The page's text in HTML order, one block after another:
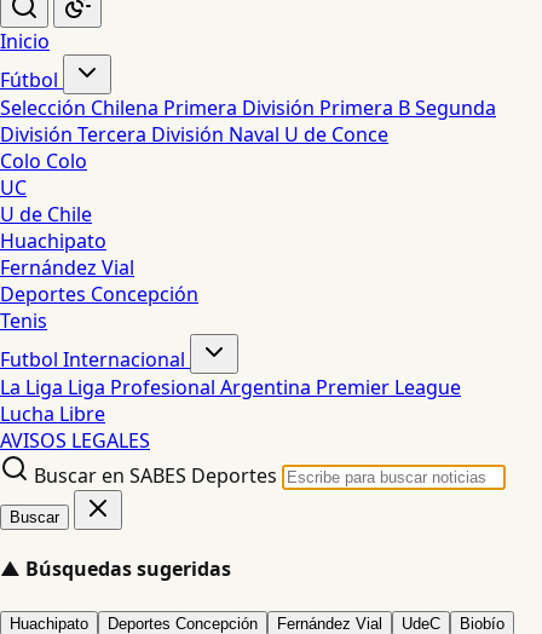
Inicio
Fútbol
Selección Chilena Primera División Primera BSegunda
División Tercera División Naval U de Conce
Colo Colo
UC
U de Chile
Huachipato
Fernández Vial
Deportes Concepción
Tenis
Futbol Internacional
La Liga Liga Profesional Argentina Premier League
Lucha Libre
AVISOS LEGALES
Buscar en SABES Deportes
Buscar
▲ Búsquedas sugeridas
Huachipato Deportes Concepción Fernández Vial UdeC Biobío